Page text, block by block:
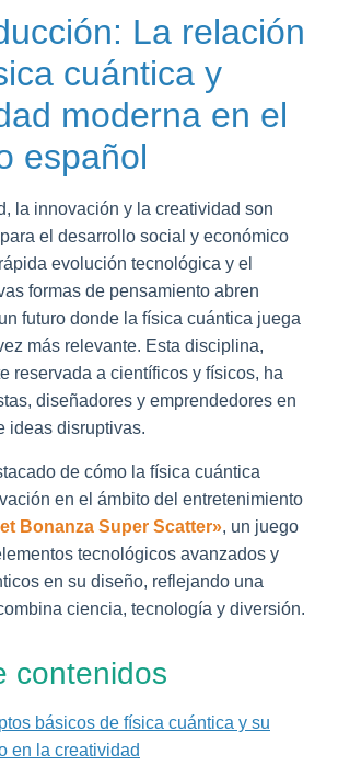
La relación
cuántica y
moderna en el
español
la innovación y la creatividad son
el desarrollo social y económico
evolución tecnológica y el
formas de pensamiento abren
futuro donde la física cuántica juega
más relevante. Esta disciplina,
reservada a científicos y físicos, ha
diseñadores y emprendedores en
ideas disruptivas.
de cómo la física cuántica
en el ámbito del entretenimiento
Bonanza Super Scatter», un juego
tecnológicos avanzados y
en su diseño, reflejando una
ciencia, tecnología y diversión.
contenidos
básicos de física cuántica y su
en la creatividad